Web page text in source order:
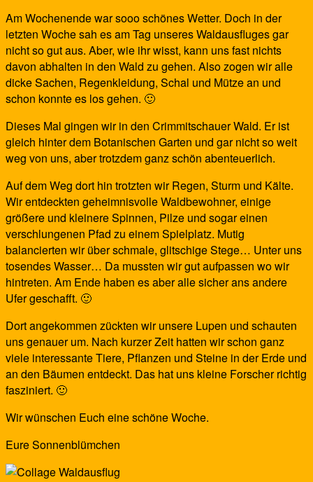
Am Wochenende war sooo schönes Wetter. Doch in der
letzten Woche sah es am Tag unseres Waldausfluges gar
nicht so gut aus. Aber, wie ihr wisst, kann uns fast nichts
davon abhalten in den Wald zu gehen. Also zogen wir alle
dicke Sachen, Regenkleidung, Schal und Mütze an und
schon konnte es los gehen. 🙂
Dieses Mal gingen wir in den Crimmitschauer Wald. Er ist
gleich hinter dem Botanischen Garten und gar nicht so weit
weg von uns, aber trotzdem ganz schön abenteuerlich.
Auf dem Weg dort hin trotzten wir Regen, Sturm und Kälte.
Wir entdeckten geheimnisvolle Waldbewohner, einige
größere und kleinere Spinnen, Pilze und sogar einen
verschlungenen Pfad zu einem Spielplatz. Mutig
balancierten wir über schmale, glitschige Stege… Unter uns
tosendes Wasser… Da mussten wir gut aufpassen wo wir
hintreten. Am Ende haben es aber alle sicher ans andere
Ufer geschafft. 🙂
Dort angekommen zückten wir unsere Lupen und schauten
uns genauer um. Nach kurzer Zeit hatten wir schon ganz
viele interessante Tiere, Pflanzen und Steine in der Erde und
an den Bäumen entdeckt. Das hat uns kleine Forscher richtig
fasziniert. 🙂
Wir wünschen Euch eine schöne Woche.
Eure Sonnenblümchen